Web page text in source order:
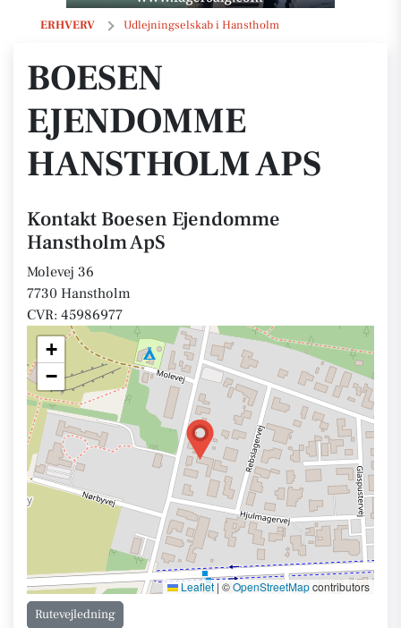
ERHVERV Udlejningselskab i Hanstholm
Boesen Ejendomme Hanstholm ApS
BOESEN
EJENDOMME
HANSTHOLM APS
Kontakt Boesen Ejendomme
Hanstholm ApS
Molevej 36
7730 Hanstholm
CVR: 45986977
+
−
Leaflet | ©OpenStreetMapcontributors
Rutevejledning